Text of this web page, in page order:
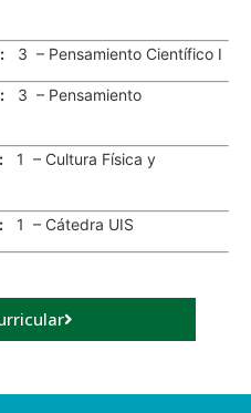
3 – Pensamiento Científico I
3 – Pensamiento
1 – Cultura Física y
1 – Cátedra UIS